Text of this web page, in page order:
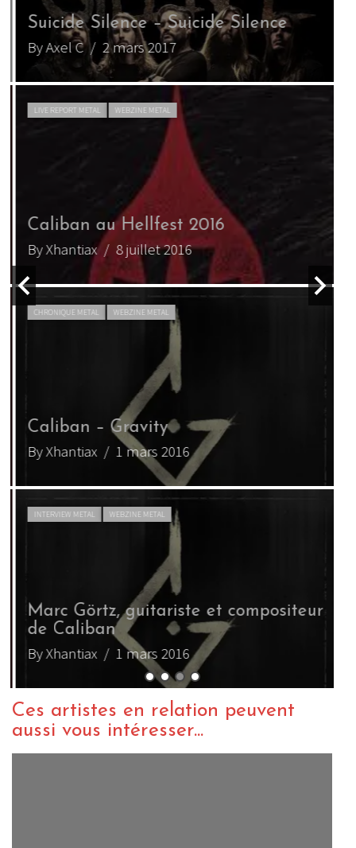
Suicide Silence – Suicide Silence
By Axel C/ 2 mars 2017
LIVE REPORT METAL WEBZINE METAL
Caliban au Hellfest 2016
By Xhantiax/ 8 juillet 2016
CHRONIQUE METAL WEBZINE METAL
Caliban – Gravity
By Xhantiax/ 1 mars 2016
INTERVIEW METAL WEBZINE METAL
Marc Görtz, guitariste et compositeur
de Caliban
By Xhantiax/ 1 mars 2016
Ces artistes en relation peuvent
aussi vous intéresser...